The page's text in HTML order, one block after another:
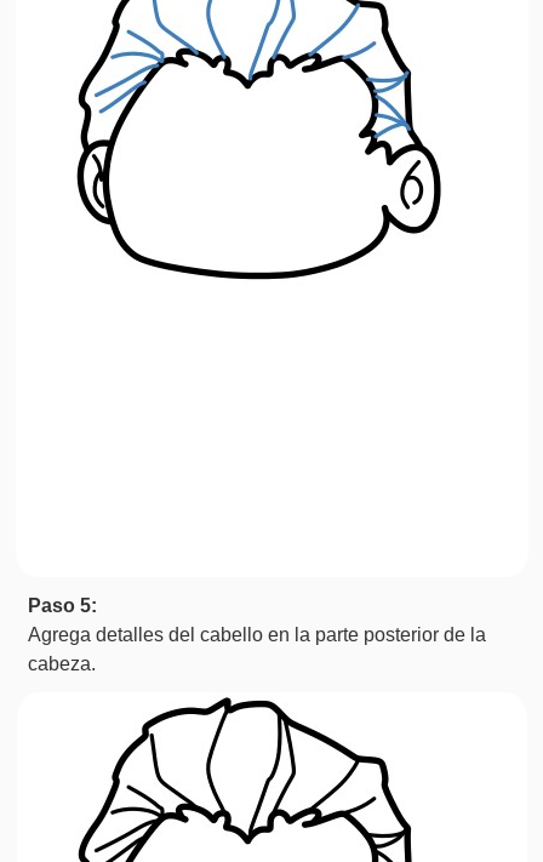
Paso 5:
Agrega detalles del cabello en la parte posterior de la
cabeza.